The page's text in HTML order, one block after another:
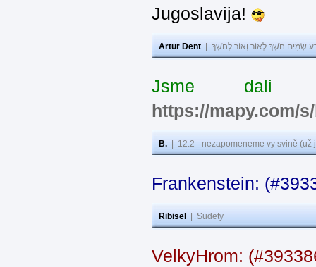
Jugoslavija!
Artur Dent שָׂמִים חֹשֶׁךְ לְאוֹר וְאוֹר לְחֹשֶׁךְ
Jsme dali
https://mapy.com/
B. 12:2 - nezapomeneme vy svině
Frankenstein:
Ribisel Sudety
VelkyHrom: